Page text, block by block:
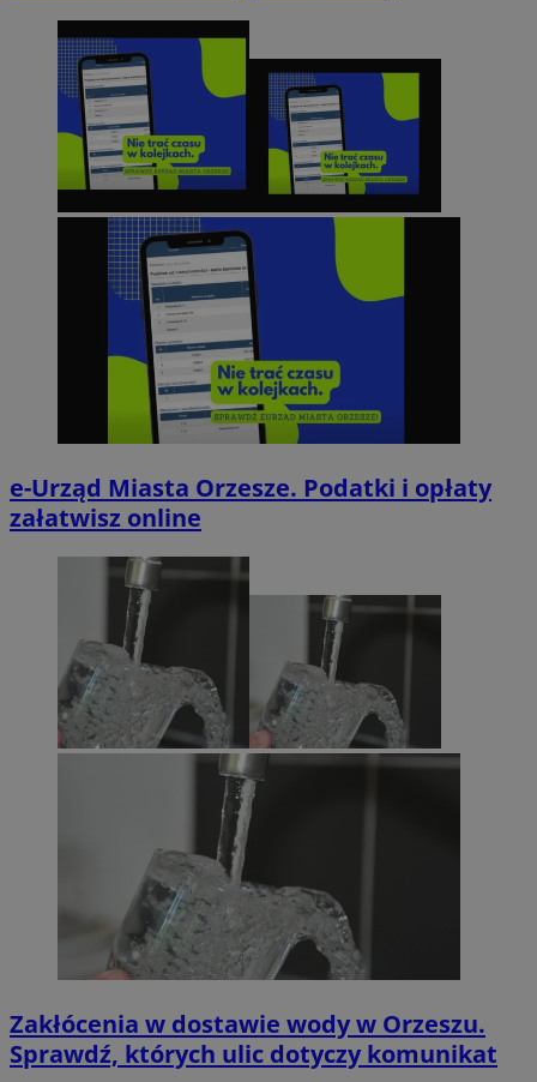
e-Urząd Miasta Orzesze. Podatki i opłaty
załatwisz online
Zakłócenia w dostawie wody w Orzeszu.
Sprawdź, których ulic dotyczy komunikat